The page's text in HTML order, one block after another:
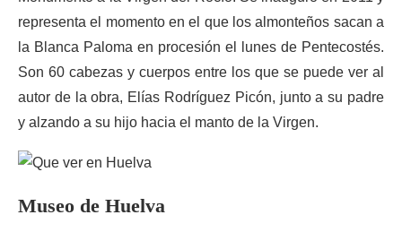
representa el momento en el que los almonteños sacan a
la Blanca Paloma en procesión el lunes de Pentecostés.
Son 60 cabezas y cuerpos entre los que se puede ver al
autor de la obra, Elías Rodríguez Picón, junto a su padre
y alzando a su hijo hacia el manto de la Virgen.
Museo de Huelva